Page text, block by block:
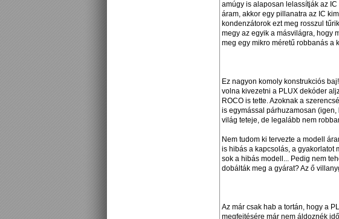
amúgy is alaposan lelassítják az
áram, akkor egy pillanatra az IC
kondenzátorok ezt meg rosszul
megy az egyik a másvilágra, hogy
meg egy mikro méretű robbanás a
Ez nagyon komoly konstrukciós
volna kivezetni a PLUX dekóder
ROCO is tette. Azoknak a
is egymással párhuzamosan
világ teteje, de legalább nem
Nem tudom ki tervezte a modell
is hibás a kapcsolás, a gyakorlatot
sok a hibás modell... Pedig nem
dobálták meg a gyárat? Az ő
Az már csak hab a tortán, hogy a
megfejtésére már nem áldoznék